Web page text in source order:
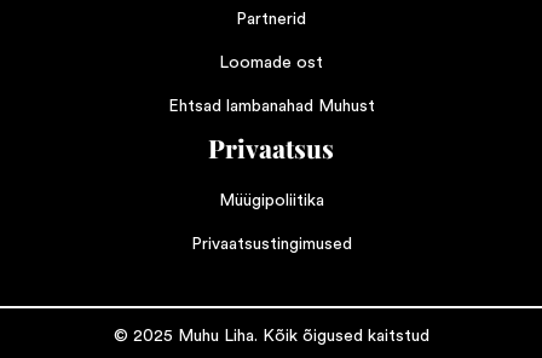
Partnerid
Loomade ost
Ehtsad lambanahad Muhust
Privaatsus
Müügipoliitika
Privaatsustingimused
© 2025 Muhu Liha. Kõik õigused kaitstud